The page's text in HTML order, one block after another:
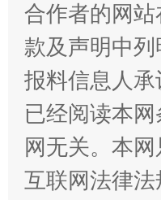
全民健身五年计划
合作者的网站
款及声明中
报料信息人
已经阅读本
网无关。本
互联网法律